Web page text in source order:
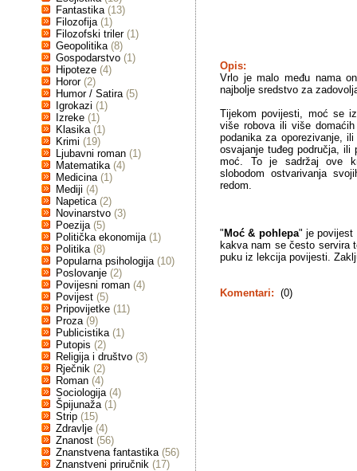
Fantastika (13)
Filozofija (1)
Filozofski triler (1)
Geopolitika (8)
Gospodarstvo (1)
Hipoteze (4)
Horor (2)
Humor / Satira (5)
Igrokazi (1)
Izreke (1)
Klasika (1)
Krimi (19)
Ljubavni roman (1)
Matematika (4)
Medicina (1)
Mediji (4)
Napetica (2)
Novinarstvo (3)
Poezija (5)
Politička ekonomija (1)
Politika (8)
Popularna psihologija (10)
Poslovanje (2)
Povijesni roman (4)
Povijest (5)
Pripovijetke (11)
Proza (9)
Publicistika (1)
Putopis (2)
Religija i društvo (3)
Rječnik (2)
Roman (4)
Sociologija (4)
Špijunaža (1)
Strip (15)
Zdravlje (4)
Znanost (56)
Znanstvena fantastika (56)
Znanstveni priručnik (17)
Opis:
Vrlo je malo među nama
najbolje sredstvo za
Tijekom povijesti, moć se
više robova ili više
podanika za oporezivanje,
osvajanje tuđeg područja, ili
moć. To je sadržaj ove
slobodom ostvarivanja
redom.
" Moć & pohlepa" je povijest
kakva nam se često servira
puku iz lekcija povijesti.
Komentari: (0)